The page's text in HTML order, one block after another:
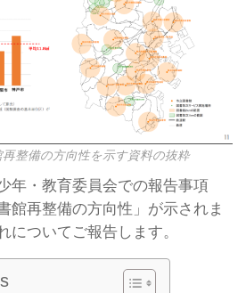
整備の方向性を示す資料の抜粋
年・教育委員会での報告事項
館再整備の方向性」が示されま
についてご報告します。